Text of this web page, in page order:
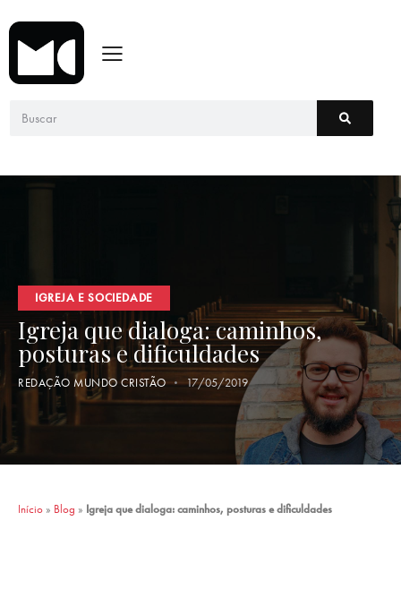
IGREJA E SOCIEDADE
Igreja que dialoga: caminhos,
posturas e dificuldades
REDAÇÃO MUNDO CRISTÃO 17/05/2019
Início » Blog » Igreja que dialoga: caminhos, posturas e dificuldades